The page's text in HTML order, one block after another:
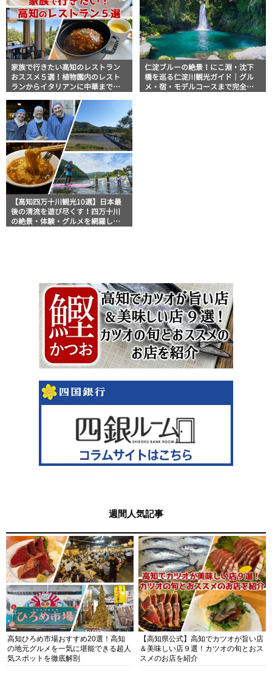
家族で行きたい高知のレストラン
おススメ５選！植物園内のレスト
ランからイタリアンに中華まで楽
仁淀ブルーの絶景！にこ淵・沈下
橋を巡る仁淀川観光ガイド｜グル
メ・宿・モデルコースまで完全網
【高知四万十川観光10選】日本最
後の清流を遊び尽くす！四万十川
の絶景・体験・グルメを網羅した
週間人気記事
高知ひろめ市場おすすめ20選！高知
の地元グルメを一気に堪能できる超人
気スポットを徹底解剖
【高知県公式】高知でカツオが旨い店
＆美味しい店９選！カツオの旬とおス
スメのお店を紹介